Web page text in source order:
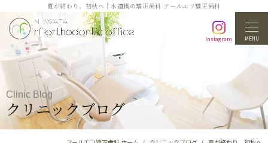
夏が終わり、初秋へ｜水道橋の矯正歯科 アールエフ矯正歯科
Instagram MENU
Clinic Blog
クリニックブログ